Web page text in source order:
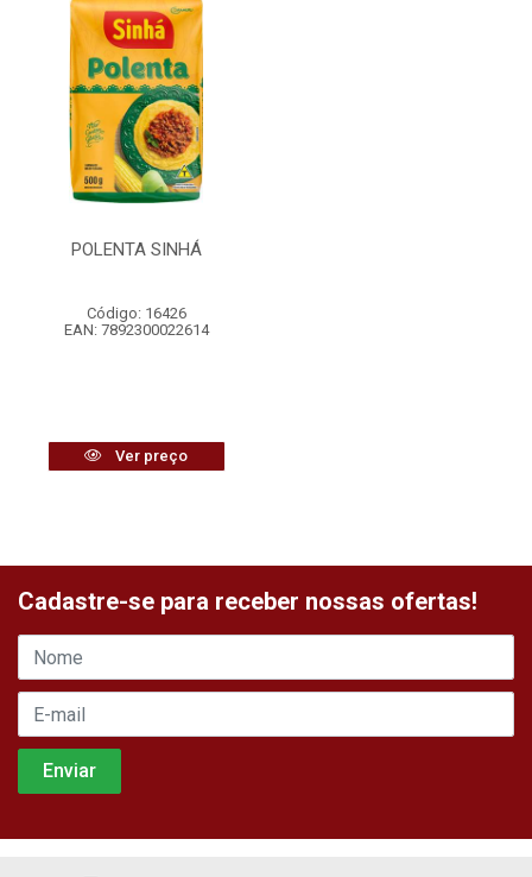
POLENTA SINHÁ
Código: 16426
EAN: 7892300022614
Ver preço
Cadastre-se para receber nossas ofertas!